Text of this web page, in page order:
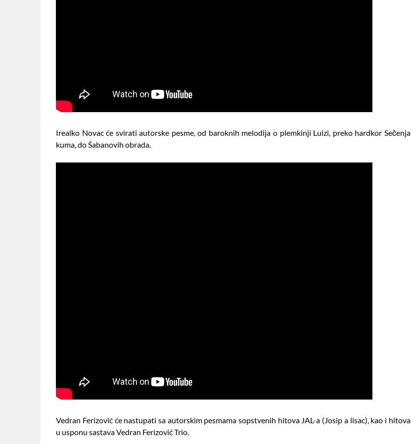
Irealko Novac će svirati autorske pesme, od baroknih melodija o plemkinji Luizi, preko hardkor Sečenja
kuma, do Šabanovih obrada.
Vedran Ferizović će nastupati sa autorskim pesmama sopstvenih hitova JAL-a (Josip a lisac), kao i hitova
u usponu sastava Vedran Ferizović Trio.